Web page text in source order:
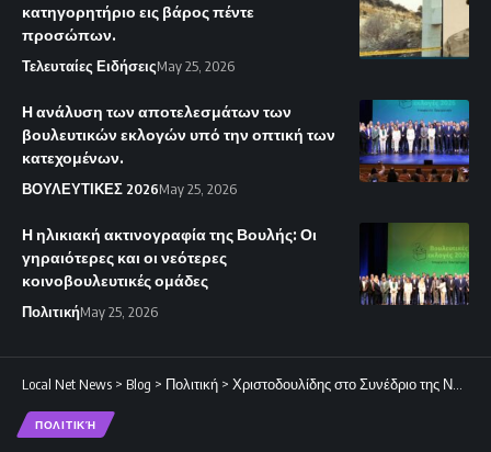
κατηγορητήριο εις βάρος πέντε
προσώπων.
Τελευταίες ΕιδήσειςMay 25, 2026
Η ανάλυση των αποτελεσμάτων των
βουλευτικών εκλογών υπό την οπτική των
κατεχομένων.
ΒΟΥΛΕΥΤΙΚΕΣ 2026May 25, 2026
Η ηλικιακή ακτινογραφία της Βουλής: Οι
γηραιότερες και οι νεότερες
κοινοβουλευτικές ομάδες
ΠολιτικήMay 25, 2026
Local Net News > Blog > Πολιτική > Χριστοδουλίδης στο Συνέδριο της ΝΔ: Υπογράμμισε τους ισχυρούς δεσμούς Κύπρου – Ελλάδας
ΠΟΛΙΤΙΚΉ